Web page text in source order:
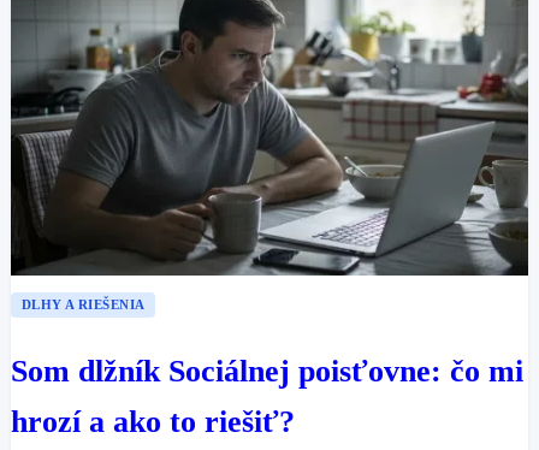
DLHY A RIEŠENIA
Som dlžník Sociálnej poisťovne: čo mi
hrozí a ako to riešiť?